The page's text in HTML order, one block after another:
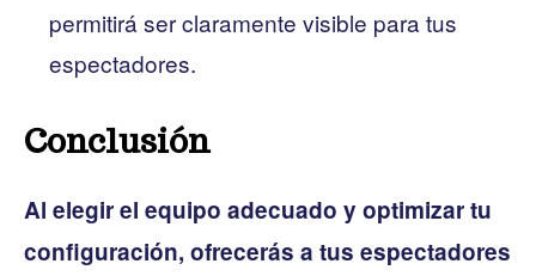
permitirá ser claramente visible para tus
espectadores.
Conclusión
Al elegir el equipo adecuado y optimizar tu
configuración, ofrecerás a tus espectadores